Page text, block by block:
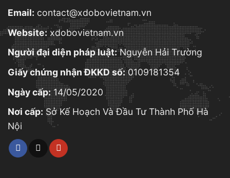
Email: contact@xdobovietnam.vn
Website: xdobovietnam.vn
Người đại diện pháp luật:Nguyễn Hải Trường
Giấy chứng nhận ĐKKD số:0109181354
Ngày cấp:14/05/2020
Nơi cấp: Sở Kế Hoạch Và Đầu Tư Thành Phố Hà
Nội